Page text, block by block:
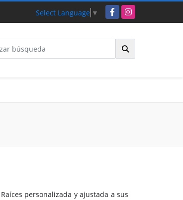
Select Language ▼ FacebookInstagram
personalizada y ajustada a sus